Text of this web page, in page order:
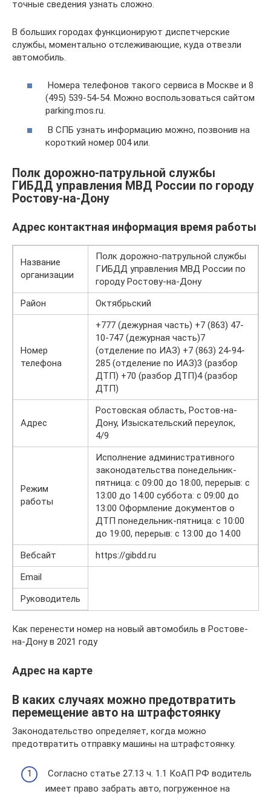
точные сведения узнать сложно.
В больших городах функционируют диспетчерские
службы, моментально отслеживающие, куда отвезли
автомобиль.
Номера телефонов такого сервиса в Москве и 8
(495) 539-54-54. Можно воспользоваться сайтом
parking.mos.ru.
В СПБ узнать информацию можно, позвонив на
короткий номер 004 или.
Полк дорожно-патрульной службы
ГИБДД управления МВД России по городу
Ростову-на-Дону
Адрес контактная информация время работы
Название
организации
Полк дорожно-патрульной службы
ГИБДД управления МВД России по
городу Ростову-на-Дону
Район
Октябрьский
Номер
телефона
+777 (дежурная часть) +7 (863) 47-
10-747 (дежурная часть)7
(отделение по ИАЗ) +7 (863) 24-94-
285 (отделение по ИАЗ)3 (разбор
ДТП) +70 (разбор ДТП)4 (разбор
ДТП)
Адрес
Ростовская область, Ростов-на-
Дону, Изыскательский переулок,
4/9
Режим
работы
Исполнение административного
законодательства понедельник-
пятница: с 09:00 до 18:00, перерыв: с
13:00 до 14:00 суббота: с 09:00 до
13:00 Оформление документов о
ДТП понедельник-пятница: с 10:00
до 19:00, перерыв: с 13:00 до 14:00
Вебсайт
https://gibdd.ru
Email
Руководитель
Как перенести номер на новый автомобиль в Ростове-
на-Дону в 2021 году
Адрес на карте
В каких случаях можно предотвратить
перемещение авто на штрафстоянку
Законодательство определяет, когда можно
предотвратить отправку машины на штрафстоянку.
Согласно статье 27.13 ч. 1.1 КоАП РФ водитель
имеет право забрать авто, погруженное на